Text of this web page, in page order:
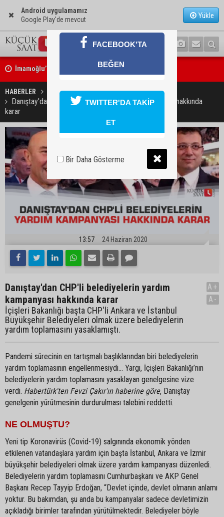
Android uygulamamız
Google Play'de mevcut
Yükle
İmamoğlu’nda hijyen ve etiket kontrolü
Mustafa Özkan: "Yüreğir Belediye Başkan Vekilliği seçimine ilişkin
başlatıldı"
HABERLER SİYASET
Danıştay'dan CHP'li belediyelerin yardım kampanyası hakkında
karar
13:57 24 Haziran 2020
Danıştay'dan CHP'li belediyelerin yardım
kampanyası hakkında karar
İçişleri Bakanlığı başta CHP'li Ankara ve İstanbul
Büyükşehir Belediyeleri olmak üzere belediyelerin
yardım toplamasını yasaklamıştı.
A+
A-
Pandemi sürecinin en tartışmalı başlıklarından biri belediyelerin
yardım toplamasının engellenmesiydi… Yargı, İçişleri Bakanlığı’nın
belediyelerin yardım toplamasını yasaklayan genelgesine vize
verdi. Habertürk'ten Fevzi Çakır'ın haberine göre, Danıştay
genelgenin yürütmesinin durdurulması talebini reddetti.
NE OLMUŞTU?
Yeni tip Koronavirüs (Covid-19) salgınında ekonomik yönden
etkilenen vatandaşlara yardım için başta İstanbul, Ankara ve İzmir
büyükşehir belediyeleri olmak üzere yardım kampanyası düzenledi.
Belediyelerin yardım toplamasını Cumhurbaşkanı ve AKP Genel
Başkanı Recep Tayyip Erdoğan, “Devlet içinde, devlet olmanın anlamı
yoktur. Bu bakımdan, şu anda bu kampanyalar sadece devletimizin
açıkladığı birimler tarafından yürütülmektedir. Belediyeler böyle
FACEBOOK'TA
BEĞEN
TWITTER'DA TAKİP
ET
Bir Daha Gösterme